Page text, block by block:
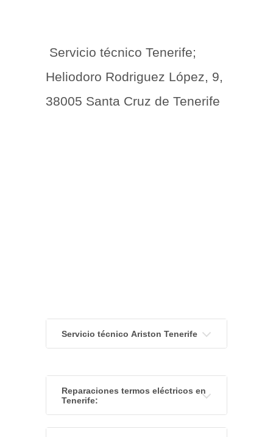
Servicio técnico Tenerife;
Heliodoro Rodriguez López, 9,
38005 Santa Cruz de Tenerife
Servicio técnico Ariston Tenerife
Reparaciones termos eléctricos en
Tenerife: